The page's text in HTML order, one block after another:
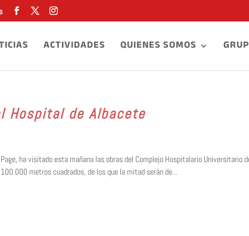
ACTIVIDADES QUIENES SOMOS
Hospital de Albacete
ha visitado esta mañana las obras del Complejo Hospitalario Universitario
metros cuadrados, de los que la mitad serán de...